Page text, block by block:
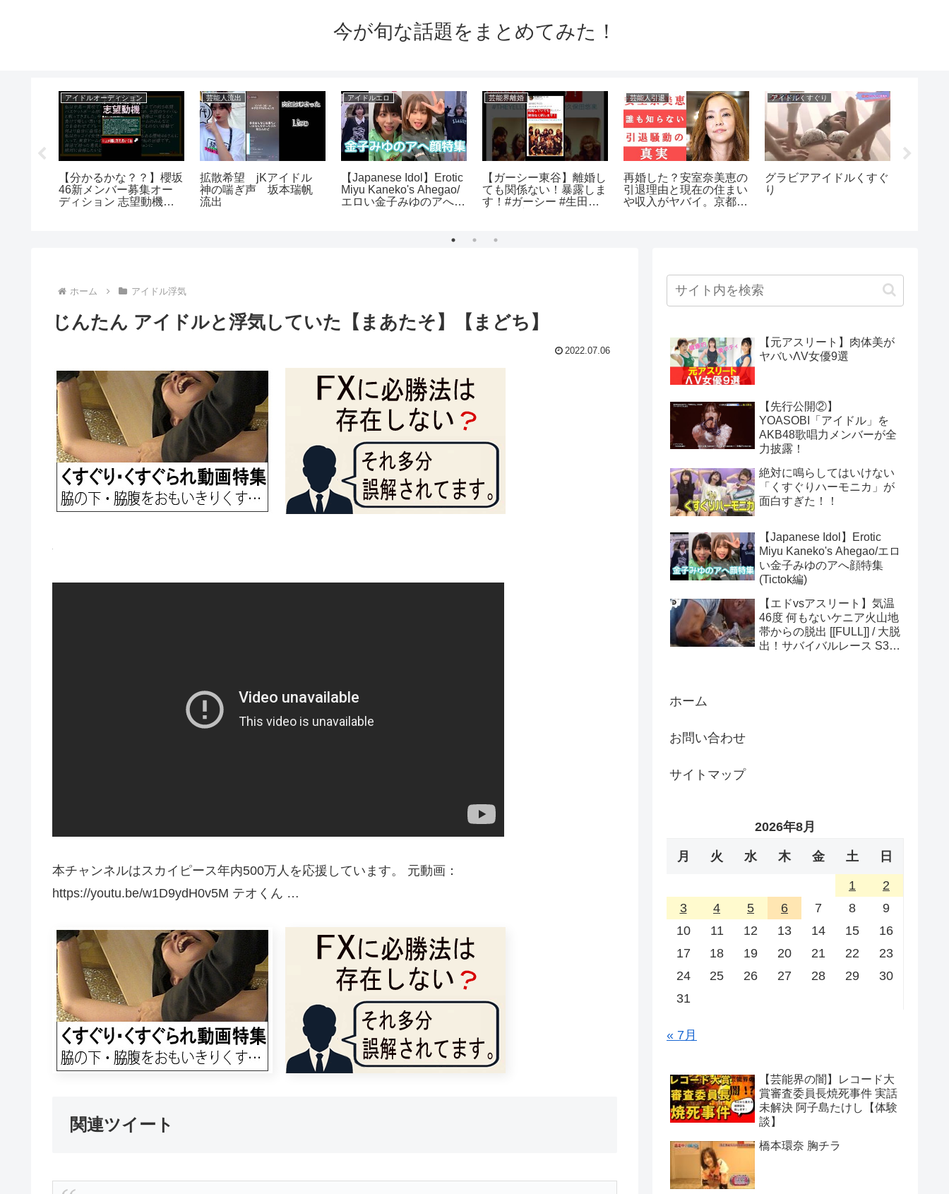
今が旬な話題をまとめてみた！
アイドルオーディション
【分かるかな？？】櫻坂
46新メンバー募集オー
ディション 志望動機の
芸能人流出
拡散希望 jKアイドル
神の喘ぎ声 坂本瑞帆
流出
アイドルエロ
【Japanese Idol】Erotic
Miyu Kaneko's Ahegao/
エロい金子みゆのアへ顔
芸能界離婚
【ガーシー東谷】離婚し
ても関係ない！暴露しま
す！#ガーシー #生田斗
芸能人引退
再婚した？安室奈美恵の
引退理由と現在の住まい
や収入がヤバイ。京都の
アイドルくすぐり
グラビアアイドルくすぐ
り
ホーム アイドル浮気
じんたん アイドルと浮気していた【まあたそ】【まどち】
2022.07.06
本チャンネルはスカイピース年内500万人を応援しています。 元動画：
https://youtu.be/w1D9ydH0v5M テオくん …
関連ツイート
【元アスリート】肉体美が
ヤバいΛV女優9選
【先行公開②】
YOASOBI「アイドル」を
AKB48歌唱力メンバーが全
力披露！
絶対に鳴らしてはいけない
「くすぐりハーモニカ」が
面白すぎた！！
【Japanese Idol】Erotic
Miyu Kaneko's Ahegao/エロ
い金子みゆのアへ顔特集
(Tictok編)
【エドvsアスリート】気温
46度 何もないケニア火山地
帯からの脱出 [[FULL]] / 大脱
出！サバイバルレース S3
ホーム
お問い合わせ
サイトマップ
2026年8月
月 火 水 木 金 土 日
1
2
3
4 5 6 7 8
9
10
11 12 13 14 15
16
17
18 19 20 21 22
23
24
25 26 27 28 29
30
31
« 7月
【芸能界の闇】レコード大
賞審査委員長焼死事件 実話
未解決 阿子島たけし【体験
談】
橋本環奈 胸チラ